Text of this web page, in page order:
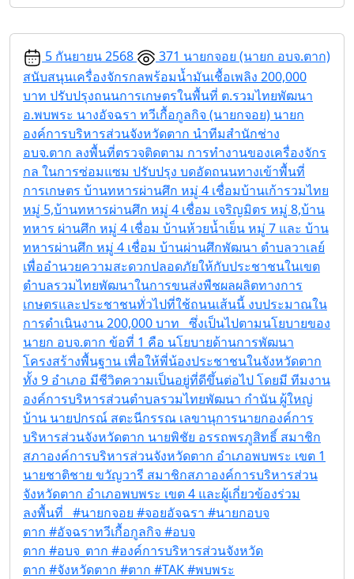
5 กันยายน 2568 371 นายกจอย (นายก อบจ.ตาก)
สนับสนุนเครื่องจักรกลพร้อมน้ำมันเชื้อเพลิง 200,000
บาท ปรับปรุงถนนการเกษตรในพื้นที่ ต.รวมไทยพัฒนา
อ.พบพระ นางอัจฉรา ทวีเกื้อกูลกิจ (นายกจอย) นายก
องค์การบริหารส่วนจังหวัดตาก นำทีมสำนักช่าง
อบจ.ตาก ลงพื้นที่ตรวจติดตาม การทำงานของเครื่องจักร
กล ในการซ่อมแซม ปรับปรุง บดอัดถนนทางเข้าพื้นที่
การเกษตร บ้านทหารผ่านศึก หมู่ 4 เชื่อมบ้านเก้ารวมไทย
หมู่ 5,บ้านทหารผ่านศึก หมู่ 4 เชื่อม เจริญมิตร หมู่ 8,บ้าน
ทหาร ผ่านศึก หมู่ 4 เชื่อม บ้านห้วยน้ำเย็น หมู่ 7 และ บ้าน
ทหารผ่านศึก หมู่ 4 เชื่อม บ้านผ่านศึกพัฒนา ตำบลวาเลย์
เพื่ออำนวยความสะดวกปลอดภัยให้กับประชาชนในเขต
ตำบลรวมไทยพัฒนาในการขนส่งพืชผลผลิตทางการ
เกษตรและประชาชนทั่วไปที่ใช้ถนนเส้นนี้ งบประมาณใน
การดำเนินงาน 200,000 บาท ซึ่งเป็นไปตามนโยบายของ
นายก อบจ.ตาก ข้อที่ 1 คือ นโยบายด้านการพัฒนา
โครงสร้างพื้นฐาน เพื่อให้พี่น้องประชาชนในจังหวัดตาก
ทั้ง 9 อำเภอ มีชีวิตความเป็นอยู่ที่ดีขึ้นต่อไป โดยมี ทีมงาน
องค์การบริหารส่วนตำบลรวมไทยพัฒนา กำนัน ผู้ใหญ่
บ้าน นายปกรณ์ สตะนีกรรณ เลขานุการนายกองค์การ
บริหารส่วนจังหวัดตาก นายพิชัย อรรถพรภูสิทธิ์ สมาชิก
สภาองค์การบริหารส่วนจังหวัดตาก อำเภอพบพระ เขต 1
นายชาติชาย ขวัญวารี สมาชิกสภาองค์การบริหารส่วน
จังหวัดตาก อำเภอพบพระ เขต 4 และผู้เกี่ยวข้องร่วม
ลงพื้นที่ #นายกจอย #จอยอัจฉรา #นายกอบจ
ตาก #อัจฉราทวีเกื้อกูลกิจ #อบจ
ตาก #อบจ_ตาก #องค์การบริหารส่วนจังหวัด
ตาก #จังหวัดตาก #ตาก #TAK #พบพระ